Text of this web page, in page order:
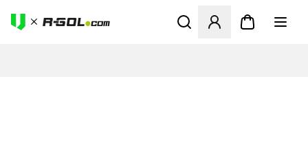
Abre un modal para iniciar